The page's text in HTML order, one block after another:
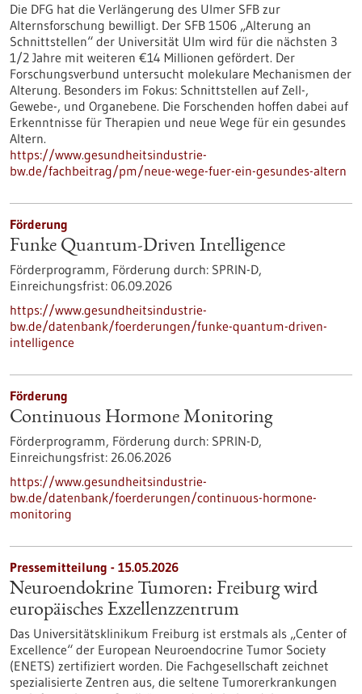
Die DFG hat die Verlängerung des Ulmer SFB zur
Alternsforschung bewilligt. Der SFB 1506 „Alterung an
Schnittstellen“ der Universität Ulm wird für die nächsten 3
1/2 Jahre mit weiteren €14 Millionen gefördert. Der
Forschungsverbund untersucht molekulare Mechanismen der
Alterung. Besonders im Fokus: Schnittstellen auf Zell-,
Gewebe-​, und Organebene. Die Forschenden hoffen dabei auf
Erkenntnisse für Therapien und neue Wege für ein gesundes
Altern.
https://www.gesundheitsindustrie-
bw.de/fachbeitrag/pm/neue-wege-fuer-ein-gesundes-altern
Förderung
Funke Quantum-Driven Intelligence
Förderprogramm, Förderung durch: SPRIN-D,
Einreichungsfrist: 06.09.2026
https://www.gesundheitsindustrie-
bw.de/datenbank/foerderungen/funke-quantum-driven-
intelligence
Förderung
Continuous Hormone Monitoring
Förderprogramm, Förderung durch: SPRIN-D,
Einreichungsfrist: 26.06.2026
https://www.gesundheitsindustrie-
bw.de/datenbank/foerderungen/continuous-hormone-
monitoring
Pressemitteilung - 15.05.2026
Neuroendokrine Tumoren: Freiburg wird
europäisches Exzellenzzentrum
Das Universitätsklinikum Freiburg ist erstmals als „Center of
Excellence“ der European Neuroendocrine Tumor Society
(ENETS) zertifiziert worden. Die Fachgesellschaft zeichnet
spezialisierte Zentren aus, die seltene Tumorerkrankungen